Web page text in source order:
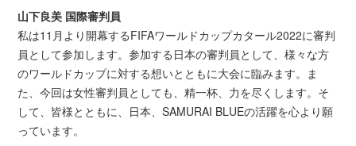
山下良美 国際審判員
私は11月より開幕するFIFAワールドカップカタール2022に審判
員として参加します。参加する日本の審判員として、様々な方
のワールドカップに対する想いとともに大会に臨みます。ま
た、今回は女性審判員としても、精一杯、力を尽くします。そ
して、皆様とともに、日本、SAMURAI BLUEの活躍を心より願
っています。